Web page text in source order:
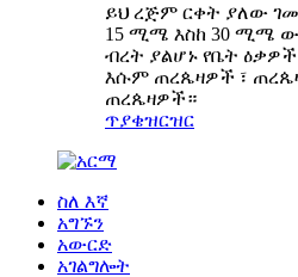
ይህ ረጅም ርቀት ያለው
15 ሚሜ እስከ 30 ሚሜ
ብረት ያልሆኑ የቤት
እሱም ጠረጴዛዎች ፣
ጠረጴዛዎች።
ጥያቄዝርዝር
ስለ እኛ
አግኙን
አውርድ
አገልግሎት